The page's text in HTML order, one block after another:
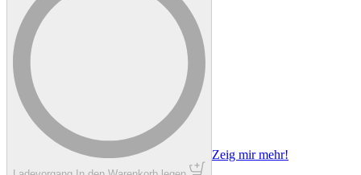
Zeig mir mehr!